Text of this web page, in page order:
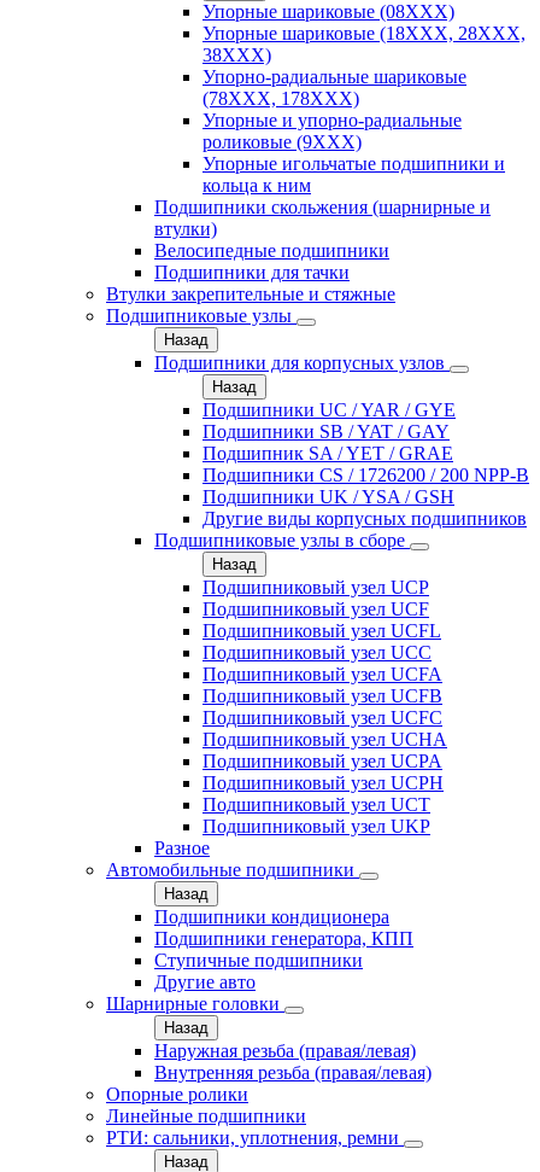
Упорные шариковые (08XXX)
Упорные шариковые (18XXX, 28XXХ,
38ХХХ)
Упорно-радиальные шариковые
(78XXX, 178ХХХ)
Упорные и упорно-радиальные
роликовые (9ХХХ)
Упорные игольчатые подшипники и
кольца к ним
Подшипники скольжения (шарнирные и
втулки)
Велосипедные подшипники
Подшипники для тачки
Втулки закрепительные и стяжные
Подшипниковые узлы
Назад
Подшипники для корпусных узлов
Назад
Подшипники UC / YAR / GYE
Подшипники SB / YAT / GAY
Подшипник SA / YET / GRAE
Подшипники CS / 1726200 / 200 NPP-B
Подшипники UK / YSA / GSH
Другие виды корпусных подшипников
Подшипниковые узлы в сборе
Назад
Подшипниковый узел UCP
Подшипниковый узел UCF
Подшипниковый узел UCFL
Подшипниковый узел UCC
Подшипниковый узел UCFA
Подшипниковый узел UCFB
Подшипниковый узел UCFC
Подшипниковый узел UCHA
Подшипниковый узел UCPA
Подшипниковый узел UCPH
Подшипниковый узел UCT
Подшипниковый узел UKP
Разное
Автомобильные подшипники
Назад
Подшипники кондиционера
Подшипники генератора, КПП
Ступичные подшипники
Другие авто
Шарнирные головки
Назад
Наружная резьба (правая/левая)
Внутренняя резьба (правая/левая)
Опорные ролики
Линейные подшипники
РТИ: сальники, уплотнения, ремни
Назад